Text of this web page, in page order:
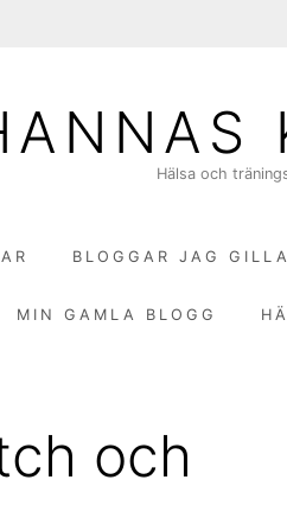
Hälsa och
BLOGGAR JAG
MIN GAMLA BLOGG
och